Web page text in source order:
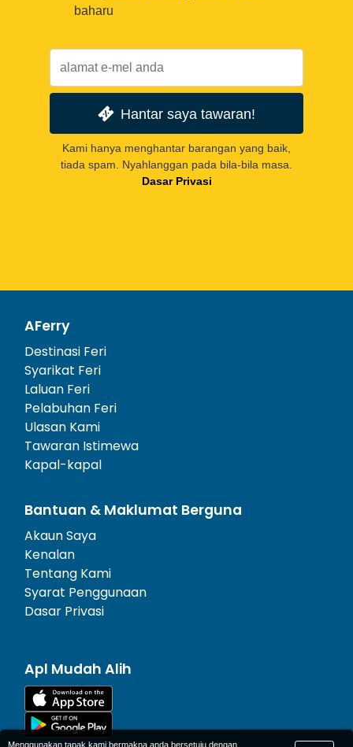
baharu
Hantar saya tawaran!
Kami hanya menghantar barangan yang baik,
tiada spam. Nyahlanggan pada bila-bila masa.
Dasar Privasi
AFerry
Destinasi Feri
Syarikat Feri
Laluan Feri
Pelabuhan Feri
Ulasan Kami
Tawaran Istimewa
Kapal-kapal
Bantuan & Maklumat Berguna
Akaun Saya
Kenalan
Tentang Kami
Syarat Penggunaan
Dasar Privasi
Apl Mudah Alih
Menggunakan tapak kami bermakna anda bersetuju dengan